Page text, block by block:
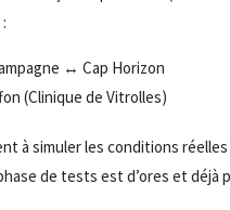
↔︎ Cap Horizon
(Clinique de Vitrolles)
à simuler les conditions
de tests est d’ores et